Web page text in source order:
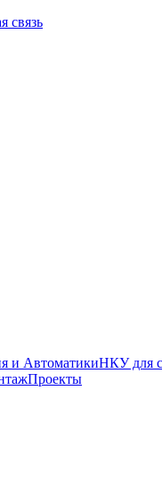
связь
и АвтоматикиНКУ для
Проекты